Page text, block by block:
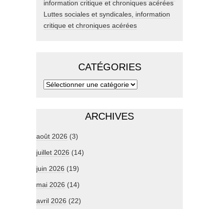
Luttes sociales et syndicales, information
critique et chroniques acérées
CATÉGORIES
ARCHIVES
août 2026 (3)
juillet 2026 (14)
juin 2026 (19)
mai 2026 (14)
avril 2026 (22)